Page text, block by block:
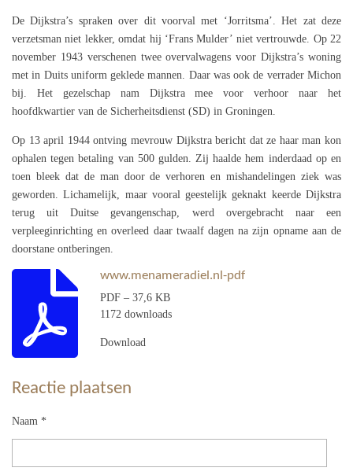
De Dijkstra’s spraken over dit voorval met ‘Jorritsma’. Het zat deze
verzetsman niet lekker, omdat hij ‘Frans Mulder’ niet vertrouwde. Op 22
november 1943 verschenen twee overvalwagens voor Dijkstra’s woning
met in Duits uniform geklede mannen. Daar was ook de verrader Michon
bij. Het gezelschap nam Dijkstra mee voor verhoor naar het
hoofdkwartier van de Sicherheitsdienst (SD) in Groningen.
Op 13 april 1944 ontving mevrouw Dijkstra bericht dat ze haar man kon
ophalen tegen betaling van 500 gulden. Zij haalde hem inderdaad op en
toen bleek dat de man door de verhoren en mishandelingen ziek was
geworden. Lichamelijk, maar vooral geestelijk geknakt keerde Dijkstra
terug uit Duitse gevangenschap, werd overgebracht naar een
verpleeginrichting en overleed daar twaalf dagen na zijn opname aan de
doorstane ontberingen.
www.menameradiel.nl-pdf
PDF – 37,6 KB
1172 downloads
Download
Reactie plaatsen
Naam *